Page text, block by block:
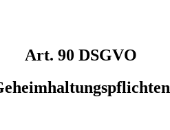
Art. 90 DSGVO